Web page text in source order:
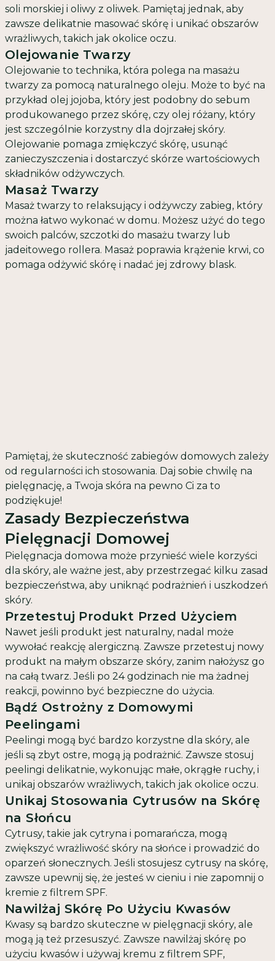
soli morskiej i oliwy z oliwek. Pamiętaj jednak, aby
zawsze delikatnie masować skórę i unikać obszarów
wrażliwych, takich jak okolice oczu.
Olejowanie Twarzy
Olejowanie to technika, która polega na masażu
twarzy za pomocą naturalnego oleju. Może to być na
przykład olej jojoba, który jest podobny do sebum
produkowanego przez skórę, czy olej różany, który
jest szczególnie korzystny dla dojrzałej skóry.
Olejowanie pomaga zmiękczyć skórę, usunąć
zanieczyszczenia i dostarczyć skórze wartościowych
składników odżywczych.
Masaż Twarzy
Masaż twarzy to relaksujący i odżywczy zabieg, który
można łatwo wykonać w domu. Możesz użyć do tego
swoich palców, szczotki do masażu twarzy lub
jadeitowego rollera. Masaż poprawia krążenie krwi, co
pomaga odżywić skórę i nadać jej zdrowy blask.
Pamiętaj, że skuteczność zabiegów domowych zależy
od regularności ich stosowania. Daj sobie chwilę na
pielęgnację, a Twoja skóra na pewno Ci za to
podziękuje!
Zasady Bezpieczeństwa
Pielęgnacji Domowej
Pielęgnacja domowa może przynieść wiele korzyści
dla skóry, ale ważne jest, aby przestrzegać kilku zasad
bezpieczeństwa, aby uniknąć podrażnień i uszkodzeń
skóry.
Przetestuj Produkt Przed Użyciem
Nawet jeśli produkt jest naturalny, nadal może
wywołać reakcję alergiczną. Zawsze przetestuj nowy
produkt na małym obszarze skóry, zanim nałożysz go
na całą twarz. Jeśli po 24 godzinach nie ma żadnej
reakcji, powinno być bezpieczne do użycia.
Bądź Ostrożny z Domowymi
Peelingami
Peelingi mogą być bardzo korzystne dla skóry, ale
jeśli są zbyt ostre, mogą ją podrażnić. Zawsze stosuj
peelingi delikatnie, wykonując małe, okrągłe ruchy, i
unikaj obszarów wrażliwych, takich jak okolice oczu.
Unikaj Stosowania Cytrusów na Skórę
na Słońcu
Cytrusy, takie jak cytryna i pomarańcza, mogą
zwiększyć wrażliwość skóry na słońce i prowadzić do
oparzeń słonecznych. Jeśli stosujesz cytrusy na skórę,
zawsze upewnij się, że jesteś w cieniu i nie zapomnij o
kremie z filtrem SPF.
Nawilżaj Skórę Po Użyciu Kwasów
Kwasy są bardzo skuteczne w pielęgnacji skóry, ale
mogą ją też przesuszyć. Zawsze nawilżaj skórę po
użyciu kwasów i używaj kremu z filtrem SPF,